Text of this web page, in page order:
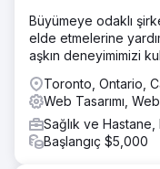
Büyümeye odaklı
elde etmelerine
aşkın deneyimimizi
Toronto, Ontario,
Web Tasarımı,
Sağlık ve
Başlangıç $5,000